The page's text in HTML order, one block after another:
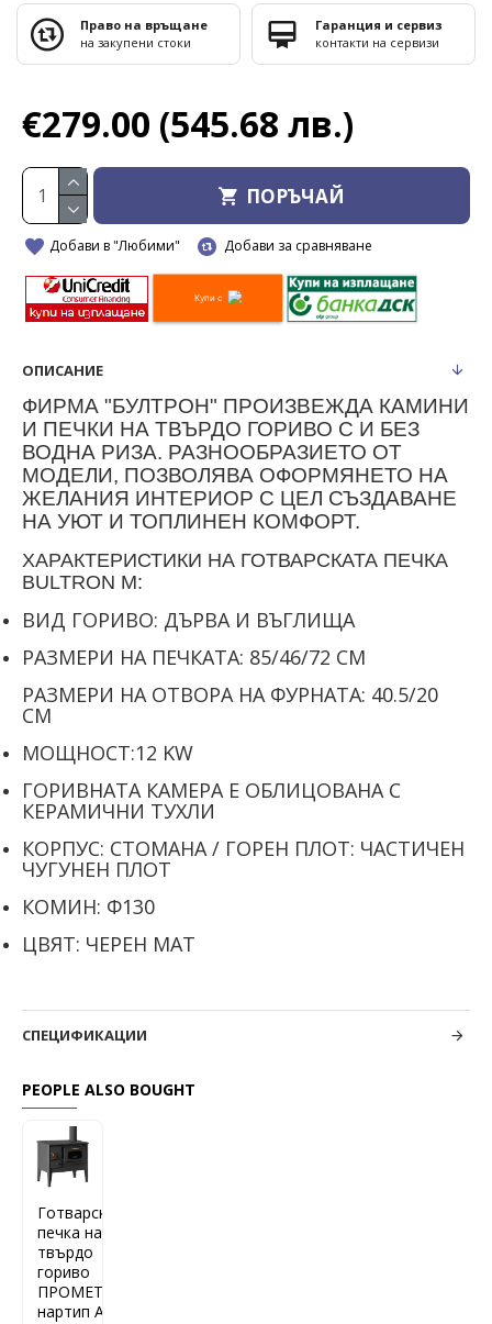
€279.00 (545.68 лв.)
ПОРЪЧАЙ
Добави в "Любими" Добави за сравняване
Купи с
Право на връщане
на закупени стоки
Гаранция и сервиз
контакти на сервизи
ОПИСАНИЕ
ФИРМА "БУЛТРОН" ПРОИЗВЕЖДА КАМИНИ
И ПЕЧКИ НА ТВЪРДО ГОРИВО С И БЕЗ
ВОДНА РИЗА. РАЗНООБРАЗИЕТО ОТ
МОДЕЛИ, ПОЗВОЛЯВА ОФОРМЯНЕТО НА
ЖЕЛАНИЯ ИНТЕРИОР С ЦЕЛ СЪЗДАВАНЕ
НА УЮТ И ТОПЛИНЕН КОМФОРТ.
ХАРАКТЕРИСТИКИ НА ГОТВАРСКАТА ПЕЧКА
BULTRON M:
ВИД ГОРИВО: ДЪРВА И ВЪГЛИЩА
РАЗМЕРИ НА ПЕЧКАТА: 85/46/72 СМ
РАЗМЕРИ НА ОТВОРА НА ФУРНАТА: 40.5/20
СМ
МОЩНОСТ:12 KW
ГОРИВНАТА КАМЕРА Е ОБЛИЦОВАНА С
КЕРАМИЧНИ ТУХЛИ
КОРПУС: СТОМАНА / ГОРЕН ПЛОТ: ЧАСТИЧЕН
ЧУГУНЕН ПЛОТ
КОМИН: Ф130
ЦВЯТ: ЧЕРЕН МАТ
СПЕЦИФИКАЦИИ
PEOPLE ALSO BOUGHT
Готварска
печка на
твърдо
гориво
ПРОМЕТЕЙ
нартип А